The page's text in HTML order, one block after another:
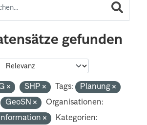
gefunden
SHP Tags:
Planung
GeoSN
Organisationen:
Kategorien: